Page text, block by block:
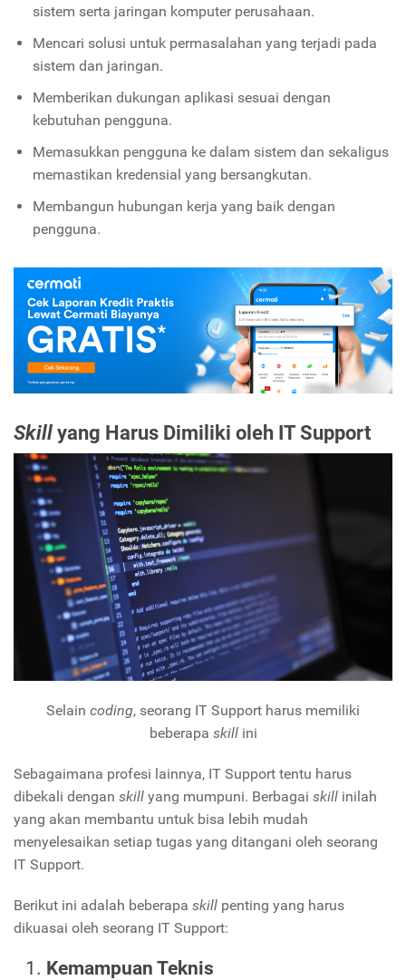
sistem serta jaringan komputer perusahaan.
Mencari solusi untuk permasalahan yang terjadi pada
sistem dan jaringan.
Memberikan dukungan aplikasi sesuai dengan
kebutuhan pengguna.
Memasukkan pengguna ke dalam sistem dan sekaligus
memastikan kredensial yang bersangkutan.
Membangun hubungan kerja yang baik dengan
pengguna.
Skillyang Harus Dimiliki oleh IT Support
Selain coding, seorang IT Support harus memiliki
beberapa skill ini
Sebagaimana profesi lainnya, IT Support tentu harus
dibekali dengan skill yang mumpuni. Berbagai skill inilah
yang akan membantu untuk bisa lebih mudah
menyelesaikan setiap tugas yang ditangani oleh seorang
IT Support.
Berikut ini adalah beberapa skill penting yang harus
dikuasai oleh seorang IT Support:
Kemampuan Teknis